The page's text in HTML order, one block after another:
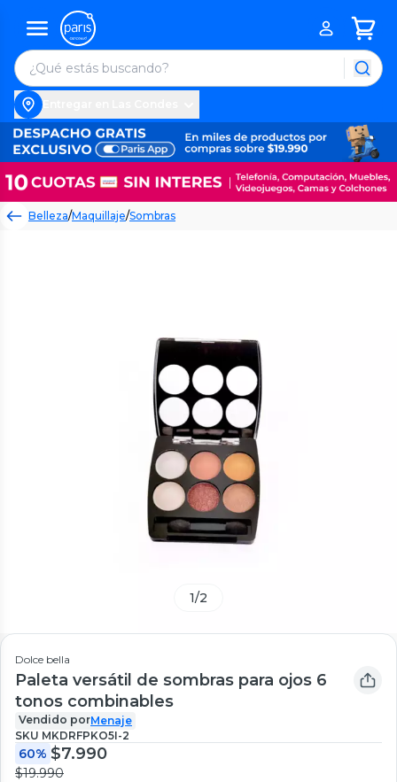
Belleza/Maquillaje/Sombras
1/2
Dolce bella
Paleta versátil de sombras para ojos 6
tonos combinables
Vendido porMenaje
SKU MKDRFPKO5I-2
60% $7.990
$19.990